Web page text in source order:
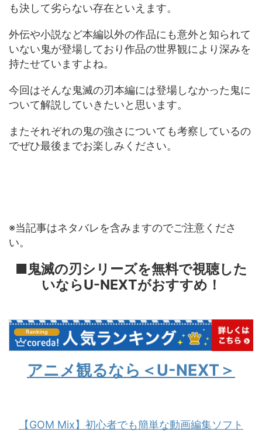
も決して劣らない存在といえます。
外伝や小説など本編以外の作品にも意外と知られて
いない鬼が登場しており作品の世界観により深みを
持たせていますよね。
今回はそんな鬼滅の刃本編には登場しなかった鬼に
ついて解説していきたいと思います。
またそれぞれの鬼の強さについても考察しているの
でぜひ最後までお楽しみください。
※当記事はネタバレを含みますのでご注意くださ
い。
■鬼滅の刃シリーズを無料で視聴した
いならU-NEXTがおすすめ！
アニメ観るなら＜U-NEXT＞
【GOM Mix】初心者でも簡単な動画編集ソフト